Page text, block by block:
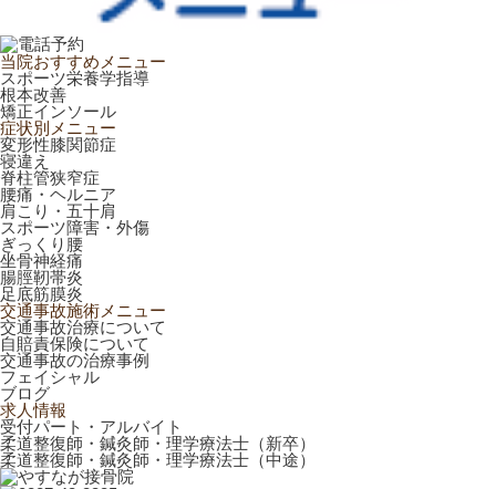
当院おすすめメニュー
スポーツ栄養学指導
根本改善
矯正インソール
症状別メニュー
変形性膝関節症
寝違え
脊柱管狭窄症
腰痛・ヘルニア
肩こり・五十肩
スポーツ障害・外傷
ぎっくり腰
坐骨神経痛
腸脛靭帯炎
足底筋膜炎
交通事故施術メニュー
交通事故治療について
自賠責保険について
交通事故の治療事例
フェイシャル
ブログ
求人情報
受付パート・アルバイト
柔道整復師・鍼灸師・理学療法士（新卒）
柔道整復師・鍼灸師・理学療法士（中途）